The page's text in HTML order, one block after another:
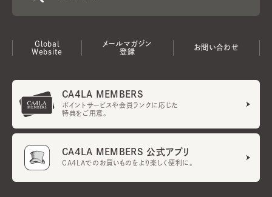
Global
Website
メールマガジン
登録
お問い合わせ
CA4LA MEMBERS
ポイントサービスや会員ランクに応じた
特典をご用意。
CA4LA MEMBERS 公式アプリ
CA4LAでのお買いものをより楽しく便利に。